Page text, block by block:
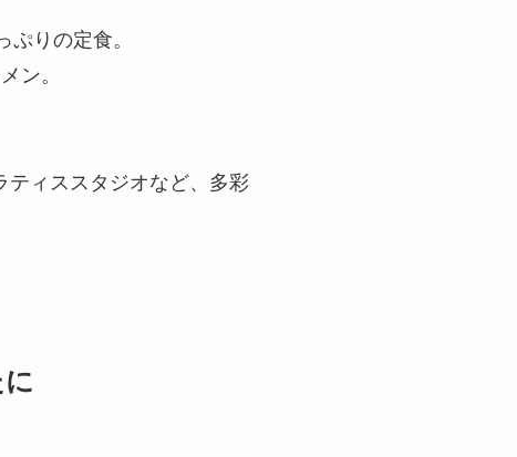
ぷりの定食。
ン。
ティススタジオなど、多彩